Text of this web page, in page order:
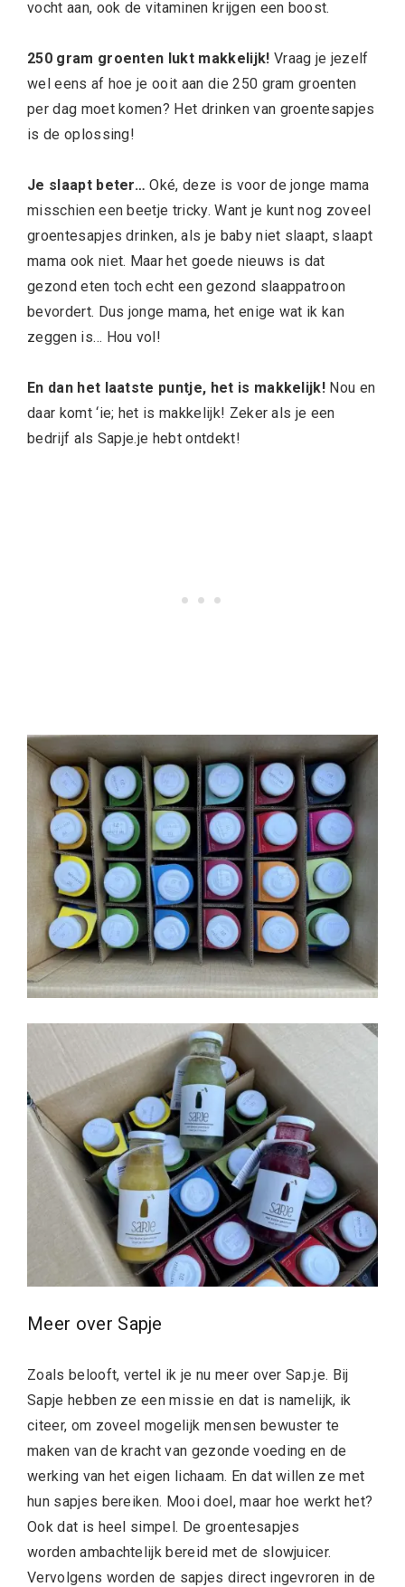
vocht aan, ook de vitaminen krijgen een boost.
250 gram groenten lukt makkelijk! Vraag je jezelf
wel eens af hoe je ooit aan die 250 gram groenten
per dag moet komen? Het drinken van groentesapjes
is de oplossing!
Je slaapt beter…Oké, deze is voor de jonge mama
misschien een beetje tricky. Want je kunt nog zoveel
groentesapjes drinken, als je baby niet slaapt, slaapt
mama ook niet. Maar het goede nieuws is dat
gezond eten toch echt een gezond slaappatroon
bevordert. Dus jonge mama, het enige wat ik kan
zeggen is… Hou vol!
En dan het laatste puntje, het is makkelijk! Nou en
daar komt ‘ie; het is makkelijk! Zeker als je een
bedrijf als Sapje.je hebt ontdekt!
Meer over Sapje
Zoals belooft, vertel ik je nu meer over Sap.je. Bij
Sapje hebben ze een missie en dat is namelijk, ik
citeer, om zoveel mogelijk mensen bewuster te
maken van de kracht van gezonde voeding en de
werking van het eigen lichaam. En dat willen ze met
hun sapjes bereiken. Mooi doel, maar hoe werkt het?
Ook dat is heel simpel. De groentesapjes
worden ambachtelijk bereid met de slowjuicer.
Vervolgens worden de sapjes direct ingevroren in de